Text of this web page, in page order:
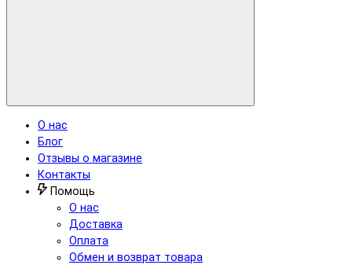
О нас
Блог
Отзывы о магазине
Контакты
Помощь
О нас
Доставка
Оплата
Обмен и возврат товара